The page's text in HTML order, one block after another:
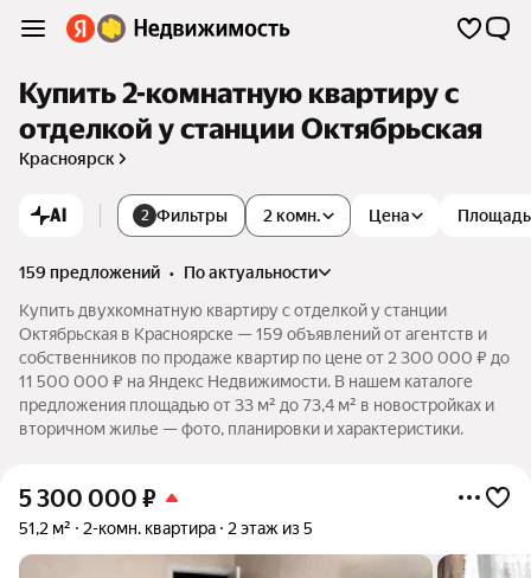
Купить 2-комнатную квартиру с
отделкой у станции Октябрьская
Красноярск
AI 2 Фильтры 2 комн. Цена Площадь
159 предложений •
по актуальности
Купить двухкомнатную квартиру с отделкой у станции
Октябрьская в Красноярске — 159 объявлений от агентств и
собственников по продаже квартир по цене от 2 300 000 ₽ до
11 500 000 ₽ на Яндекс Недвижимости. В нашем каталоге
предложения площадью от 33 м² до 73,4 м² в новостройках и
вторичном жилье — фото, планировки и характеристики.
5 300 000 ₽
51,2 м² 2-комн. квартира 2 этаж из 5